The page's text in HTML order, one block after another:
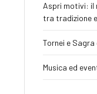
Aspri motivi: il
tra tradizione
Tornei e
Musica ed